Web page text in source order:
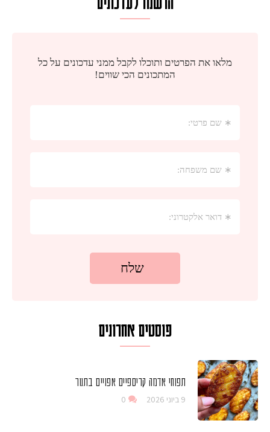
פוסטים אחרונים
תפוחי אדמה קריספיים אפויים בתנור
9 ביוני 2026 0